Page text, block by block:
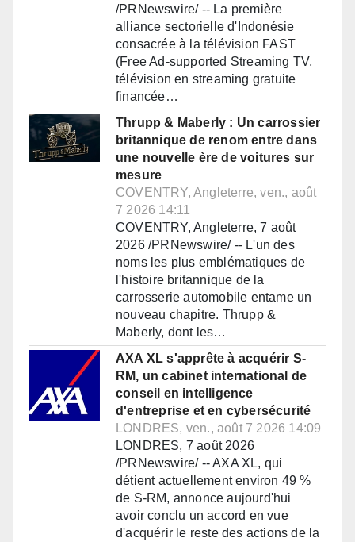
/PRNewswire/ -- La première
alliance sectorielle d'Indonésie
consacrée à la télévision FAST
(Free Ad-supported Streaming TV,
télévision en streaming gratuite
financée…
Thrupp & Maberly : Un carrossier
britannique de renom entre dans
une nouvelle ère de voitures sur
mesure
COVENTRY, Angleterre, ven., août
7 2026 14:11
COVENTRY, Angleterre, 7 août
2026 /PRNewswire/ -- L'un des
noms les plus emblématiques de
l'histoire britannique de la
carrosserie automobile entame un
nouveau chapitre. Thrupp &
Maberly, dont les…
AXA XL s'apprête à acquérir S-
RM, un cabinet international de
conseil en intelligence
d'entreprise et en cybersécurité
LONDRES, ven., août 7 2026 14:09
LONDRES, 7 août 2026
/PRNewswire/ -- AXA XL, qui
détient actuellement environ 49 %
de S-RM, annonce aujourd'hui
avoir conclu un accord en vue
d'acquérir le reste des actions de la